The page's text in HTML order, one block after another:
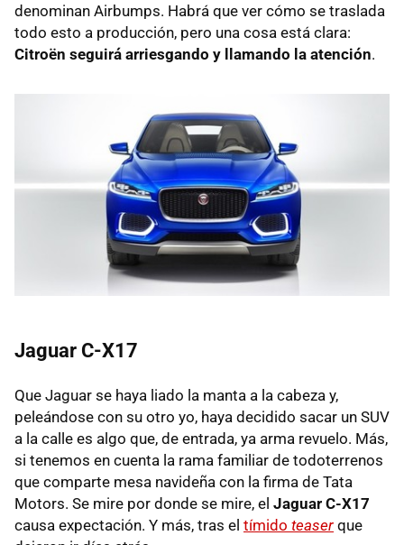
denominan Airbumps. Habrá que ver cómo se traslada
todo esto a producción, pero una cosa está clara:
Citroën seguirá arriesgando y llamando la atención.
Jaguar C-X17
Que Jaguar se haya liado la manta a la cabeza y,
peleándose con su otro yo, haya decidido sacar un SUV
a la calle es algo que, de entrada, ya arma revuelo. Más,
si tenemos en cuenta la rama familiar de todoterrenos
que comparte mesa navideña con la firma de Tata
Motors. Se mire por donde se mire, el Jaguar C-X17
causa expectación. Y más, tras el tímido teaser que